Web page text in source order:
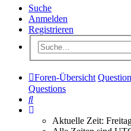
Suche
Anmelden
Registrieren
Foren-Übersicht
Questions
Suche
Aktuelle Zeit: